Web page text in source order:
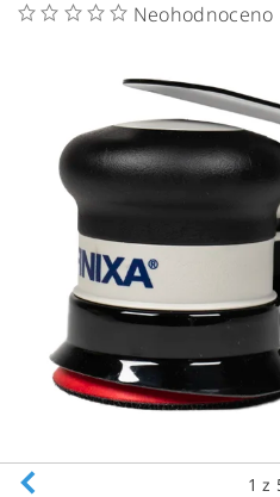
Neohodnoceno
1 z